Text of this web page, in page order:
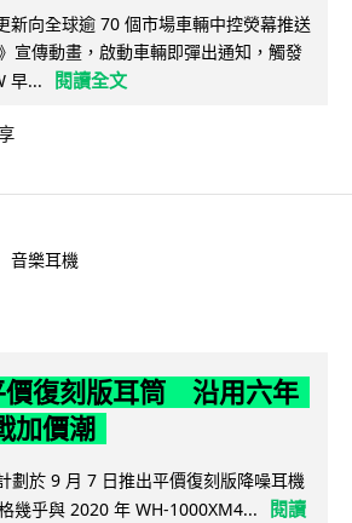
新向全球逾 70 個市場車輛中控熒幕推送
宣傳動畫，啟動車輛即彈出通知，觸發
早...
閱讀全文
音樂耳機
價復刻版耳筒 沿用六年
加價潮
劃於 9 月 7 日推出平價復刻版降噪耳機
幾乎與 2020 年 WH-1000XM4...
閱讀